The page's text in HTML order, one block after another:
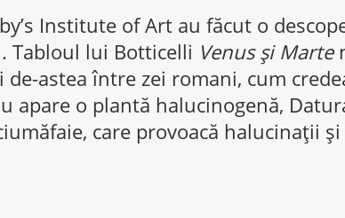
Institute of Art au făcut o
Tabloul lui Botticelli Venus şi Marte
astea între zei romani, cum
apare o plantă halucinogenă,
care provoacă halucinaţii